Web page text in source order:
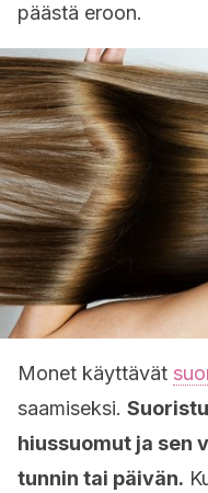
päästä eroon.
Monet käyttävät
saamiseksi.
hiussuomut ja sen
tunnin tai päivän.